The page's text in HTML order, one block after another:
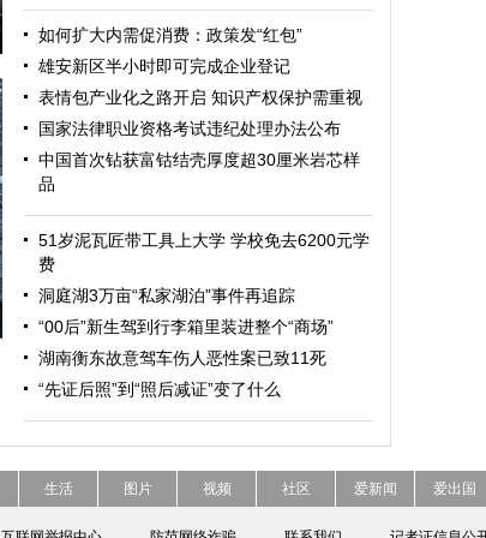
如何扩大内需促消费：政策发“红包”
雄安新区半小时即可完成企业登记
表情包产业化之路开启 知识产权保护需重视
国家法律职业资格考试违纪处理办法公布
中国首次钻获富钴结壳厚度超30厘米岩芯样
品
51岁泥瓦匠带工具上大学 学校免去6200元学
费
洞庭湖3万亩“私家湖泊”事件再追踪
“00后”新生驾到行李箱里装进整个“商场”
湖南衡东故意驾车伤人恶性案已致11死
“先证后照”到“照后减证”变了什么
生活 图片 视频 社区 爱新闻 爱出国